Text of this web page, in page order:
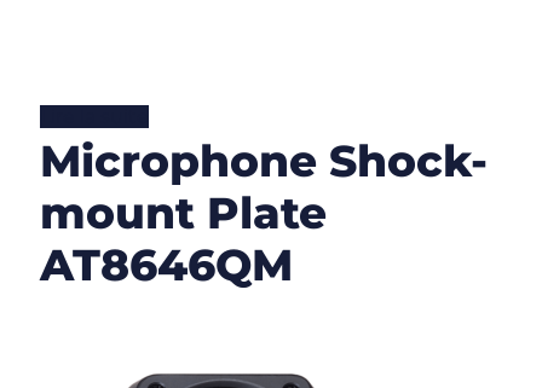
Microphone Shock-
mount Plate
AT8646QM